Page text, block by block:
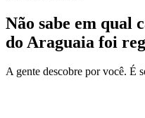
Não sabe em qual
do Araguaia foi
A gente descobre por você. É